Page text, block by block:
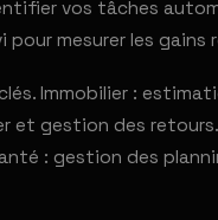
vos tâches
mesurer les gains
Immobilier :
et gestion des
: gestion des